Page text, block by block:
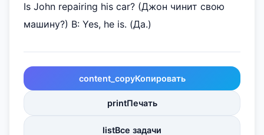
Is John repairing his car? (Джон чинит свою
машину?) B: Yes, he is. (Да.)
content_copyКопировать
printПечать
listВсе задачи